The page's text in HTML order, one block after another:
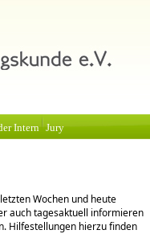
Intern Jury
Wochen und heute
auch tagesaktuell informieren
Hilfestellungen hierzu finden